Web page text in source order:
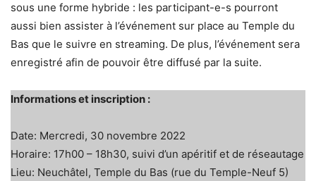
sous une forme hybride : les participant-e-s pourront
aussi bien assister à l’événement sur place au Temple du
Bas que le suivre en streaming. De plus, l’événement sera
enregistré afin de pouvoir être diffusé par la suite.
Informations et inscription :
Date: Mercredi, 30 novembre 2022
Horaire: 17h00 – 18h30, suivi d’un apéritif et de réseautage
Lieu: Neuchâtel, Temple du Bas (rue du Temple-Neuf 5)